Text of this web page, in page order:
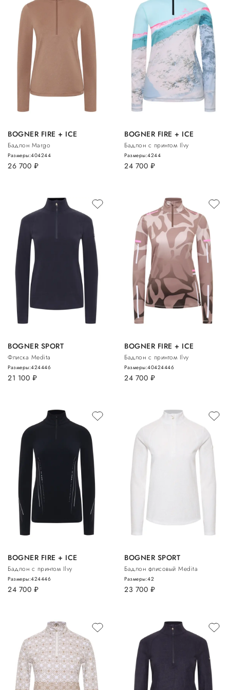
BOGNER FIRE + ICE
Бадлон Margo
26 700 руб.
Размеры:404244
BOGNER FIRE + ICE
Бадлон с принтом Ilvy
24 700 руб.
Размеры:4244
BOGNER SPORT
Флиска Medita
21 100 руб.
Размеры:424446
BOGNER FIRE + ICE
Бадлон с принтом Ilvy
24 700 руб.
Размеры:40424446
BOGNER FIRE + ICE
Бадлон с принтом Ilvy
24 700 руб.
Размеры:424446
BOGNER SPORT
Бадлон флисовый Medita
23 700 руб.
Размеры:42